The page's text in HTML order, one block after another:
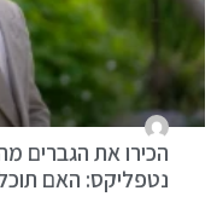
הכירו את הגברים
נטפליקס: האם